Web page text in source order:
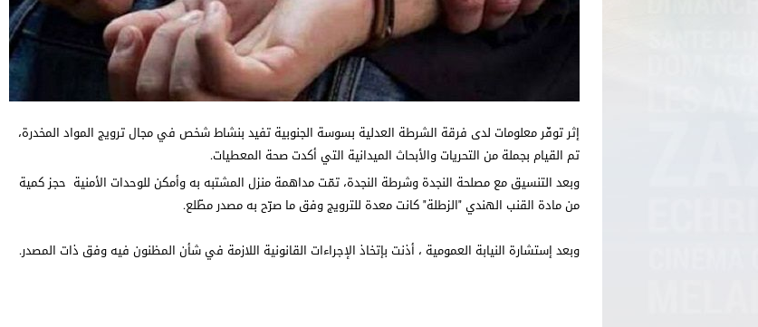
إثر توفّر معلومات لدى فرقة الشرطة العدلية بسوسة الجنوبية تفيد بنشاط شخص في مجال ترويج المواد المخدرة،
تم القيام بجملة من التحريات والأبحاث الميدانية التي أكدت صحة المعطيات.
وبعد التنسيق مع مصلحة النجدة وشرطة النجدة، تمّت مداهمة منزل المشتبه به وأمكن للوحدات الأمنية حجز كمية
من مادة القنب الهندي "الزطلة" كانت معدة للترويج وفق ما صرّح به مصدر مطّلع.
وبعد إستشارة النيابة العمومية ، أذنت بإتخاذ الإجراءات القانونية اللازمة في شأن المظنون فيه وفق ذات المصدر.